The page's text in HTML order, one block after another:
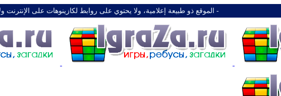
-️ الموقع ذو طبيعة إعلامية، ولا يحتوي على روابط لكازينوهات على الإنترنت